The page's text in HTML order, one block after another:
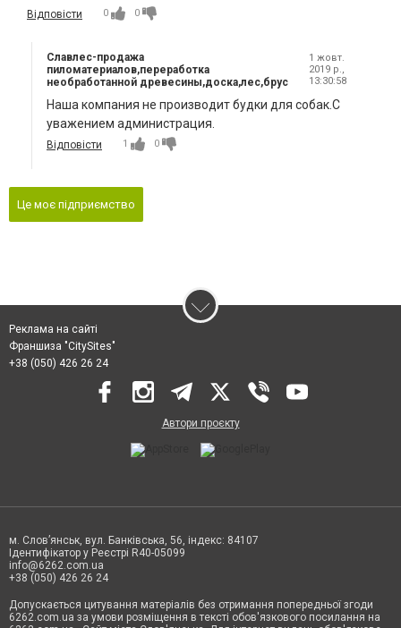
Відповісти 0 0
Славлес-продажа
пиломатериалов,переработка
необработанной древесины,доска,лес,брус
1 жовт.
2019 р.,
13:30:58
Наша компания не производит будки для собак.С
уважением администрация.
Відповісти 1 0
Це моє підприємство
Реклама на сайті
Франшиза "CitySites"
+38 (050) 426 26 24
Автори проєкту
м. Слов’янськ, вул. Банківська, 56, індекс: 84107
Ідентифікатор у Реєстрі R40-05099
info@6262.com.ua
+38 (050) 426 26 24
Допускається цитування матеріалів без отримання попередньої згоди
6262.com.ua за умови розміщення в тексті обов'язкового посилання на